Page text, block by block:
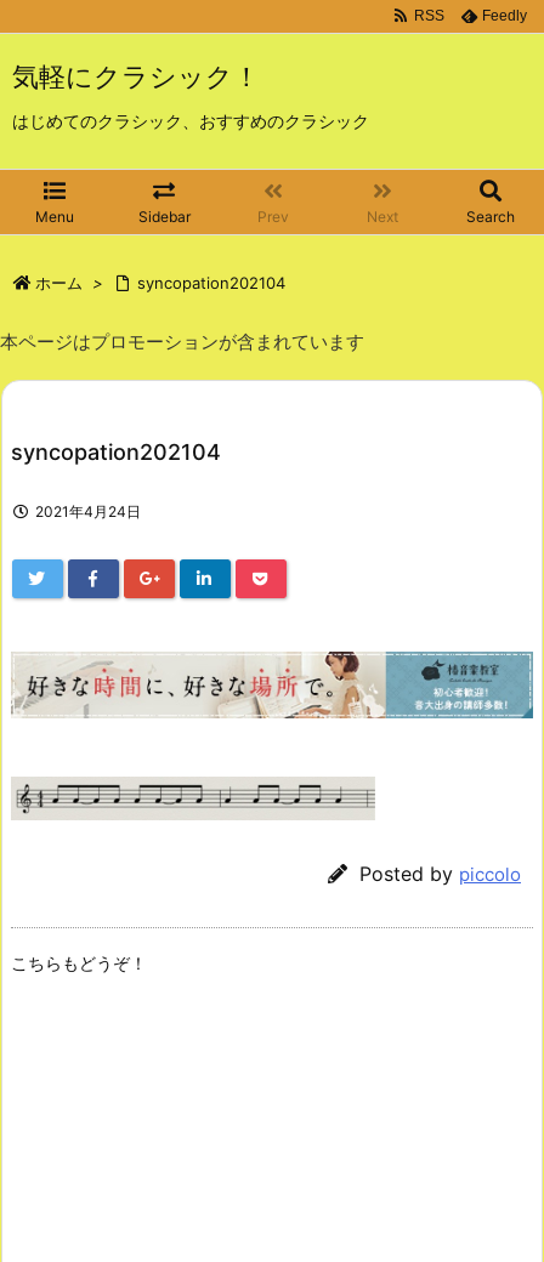
気軽にクラシック！
はじめてのクラシック、おすすめのクラシック
Menu Sidebar Prev Next Search
RSS Feedly
ホーム > syncopation202104
本ページはプロモーションが含まれています
syncopation202104
2021年4月24日
Posted by piccolo
こちらもどうぞ！